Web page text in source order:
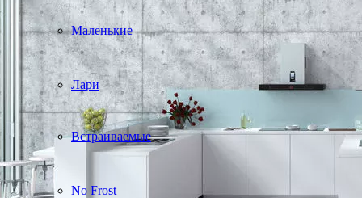
Маленькие
Лари
Встраиваемые
No Frost